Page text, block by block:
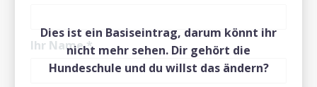
Dies ist ein Basiseintrag, darum könnt ihr
nicht mehr sehen. Dir gehört die
Hundeschule und du willst das ändern?
Ihr Name*